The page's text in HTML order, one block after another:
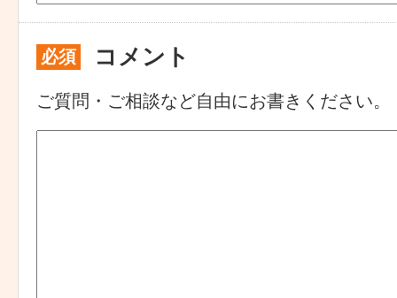
必須 コメント
ご質問・ご相談など自由にお書きください。